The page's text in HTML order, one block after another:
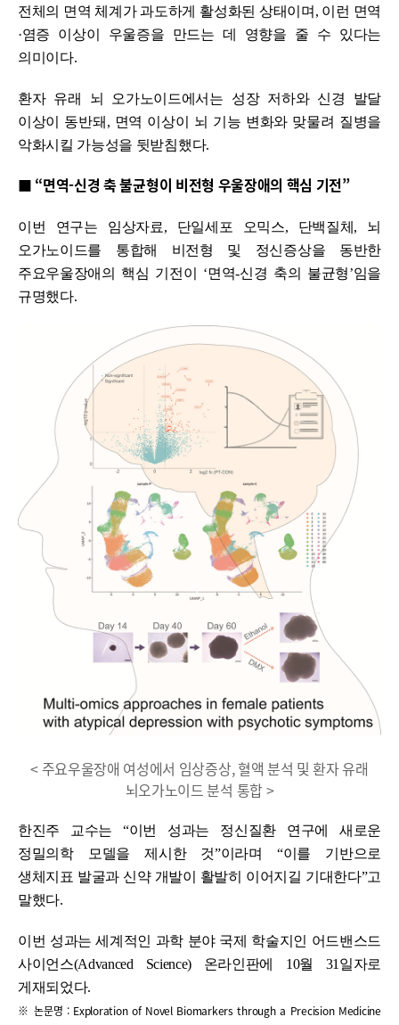
전체의 면역 체계가 과도하게 활성화된 상태이며, 이런 면역
·염증 이상이 우울증을 만드는 데 영향을 줄 수 있다는
의미이다.
환자 유래 뇌 오가노이드에서는 성장 저하와 신경 발달
이상이 동반돼, 면역 이상이 뇌 기능 변화와 맞물려 질병을
악화시킬 가능성을 뒷받침했다.
■ “면역-신경 축 불균형이 비전형 우울장애의 핵심 기전”
이번 연구는 임상자료, 단일세포 오믹스, 단백질체, 뇌
오가노이드를 통합해 비전형 및 정신증상을 동반한
주요우울장애의 핵심 기전이 ‘면역-신경 축의 불균형’임을
규명했다.
< 주요우울장애 여성에서 임상증상, 혈액 분석 및 환자 유래
뇌오가노이드 분석 통합 >
한진주 교수는 “이번 성과는 정신질환 연구에 새로운
정밀의학 모델을 제시한 것”이라며 “이를 기반으로
생체지표 발굴과 신약 개발이 활발히 이어지길 기대한다”고
말했다.
이번 성과는 세계적인 과학 분야 국제 학술지인 어드밴스드
사이언스(Advanced Science) 온라인판에 10월 31일자로
게재되었다.
※ 논문명 : Exploration of Novel Biomarkers through a Precision Medicine